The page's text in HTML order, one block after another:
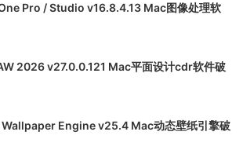
Pro / Studio v16.8.4.13 Mac图像处理软
2026 v27.0.0.121 Mac平面设计cdr软件破
Engine v25.4 Mac动态壁纸引擎破